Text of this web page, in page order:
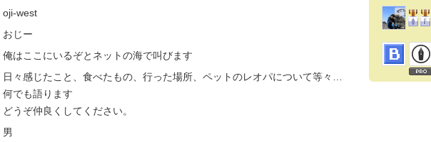
oji-west
おじー
俺はここにいるぞとネットの海で叫びます
日々感じたこと、食べたもの、行った場所、ペットのレオパについて等々…
何でも語ります
どうぞ仲良くしてください。
男